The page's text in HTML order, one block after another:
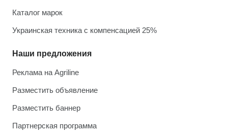
Каталог марок
Украинская техника с компенсацией 25%
Наши предложения
Реклама на Agriline
Разместить объявление
Разместить баннер
Партнерская программа